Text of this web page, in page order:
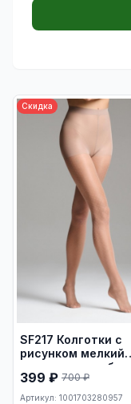
Скидка
SF217 Колготки с
рисунком мелкий
горошек и ромбик,
плотность 20 den,
мокка, размер XS
399 ₽ 700 ₽
Артикул: 1001703280957